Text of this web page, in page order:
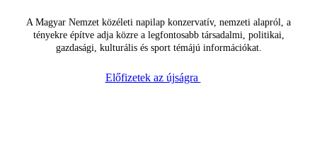
A Magyar Nemzet közéleti napilap konzervatív, nemzeti alapról, a
tényekre építve adja közre a legfontosabb társadalmi, politikai,
gazdasági, kulturális és sport témájú információkat.
Előfizetek az újságra